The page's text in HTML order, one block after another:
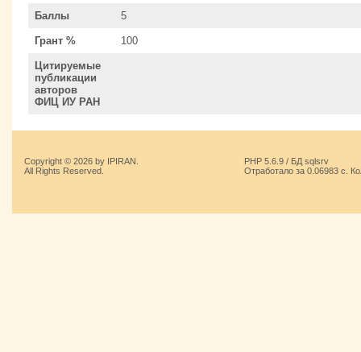
Баллы 5
Грант % 100
Цитируемые
публикации
авторов
ФИЦ ИУ РАН
Copyright © 2026 by IPIRAN.
All Rights Reserved.
PHP 5.6.9 / БД sqlsrv
Отработало за 0.06983 с.